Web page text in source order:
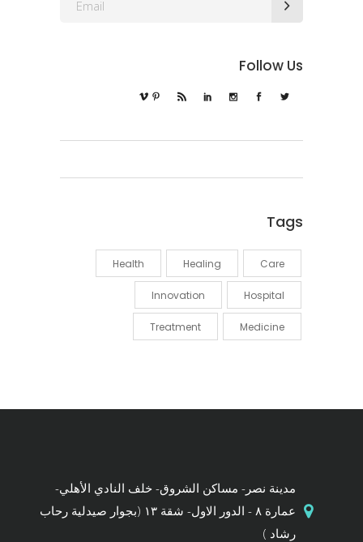
Follow Us
Tags
Care
Healing
Health
Hospital
Innovation
Medicine
Treatment
مدينة نصر- مساكن الشروق- خلف النادي الأهلي-
عمارة ٨ - الدور الاول- شقة ١٣ (بجوار صيدلية رحاب
رشاد )